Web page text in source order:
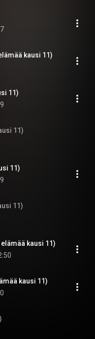
kausi 11)
11)
11)
11)
11)
kausi 11)
kausi 11)